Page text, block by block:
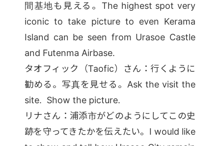
間基地も見える。The highest spot very
iconic to take picture to even Kerama
Island can be seen from Urasoe Castle
and Futenma Airbase.
タオフィック（Taofic）さん：行くように
勧める。写真を見せる。Ask the visit the
site. Show the picture.
リナさん：浦添市がどのようにしてこの史
跡を守ってきたかを伝えたい。I would like